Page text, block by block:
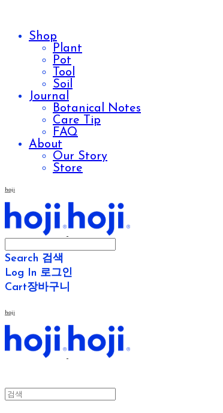
Shop
Plant
Pot
Tool
Soil
Journal
Botanical Notes
Care Tip
FAQ
About
Our Story
Store
hoji
Search 검색
Log In 로그인
Cart장바구니
hoji